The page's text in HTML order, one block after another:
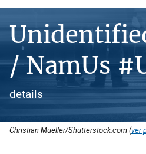
/ NamUs
details
Christian Mueller/Shutterstock.com (ver